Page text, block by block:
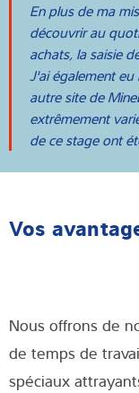
En plus de ma
découvrir au
achats, la saisie
J'ai également eu
autre site de
extrêmement
de ce stage ont
Vos
Nous offrons de
de temps de
spéciaux